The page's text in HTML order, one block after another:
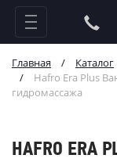
Главная / Каталог
/
Hafro Era Plus
гидромассажа
HAFRO ERA